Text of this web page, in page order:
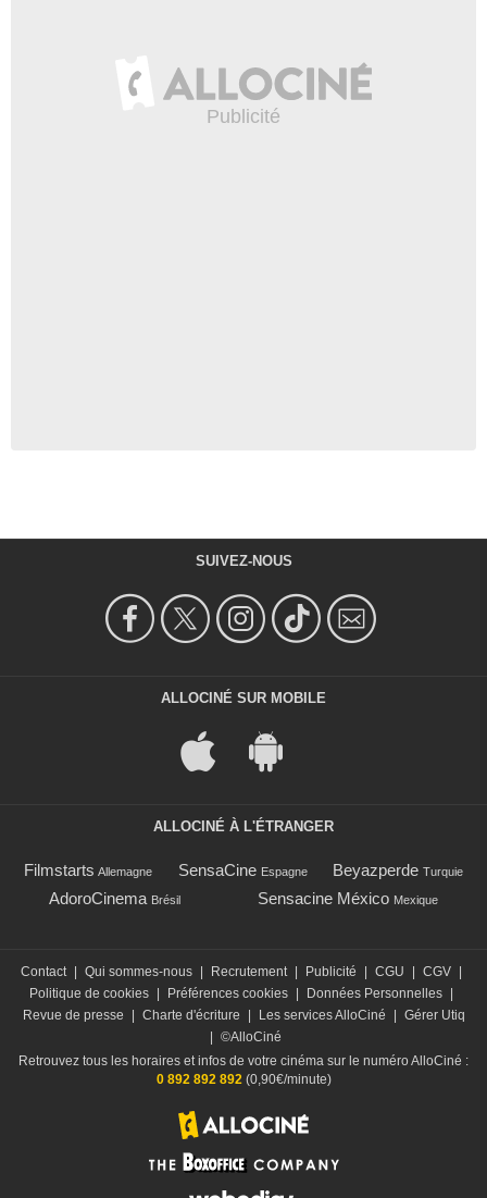
SUIVEZ-NOUS
ALLOCINÉ SUR MOBILE
ALLOCINÉ À L'ÉTRANGER
Filmstarts Allemagne SensaCine Espagne Beyazperde Turquie
AdoroCinema Brésil Sensacine México Mexique
Contact Qui sommes-nous Recrutement Publicité CGU CGV
Politique de cookies
Préférences cookies Données Personnelles
Revue de presse
Charte d'écriture Les services AlloCiné
Gérer Utiq
©AlloCiné
Retrouvez tous les horaires et infos de votre cinéma sur le numéro AlloCiné :
0 892 892 892(0,90€/minute)